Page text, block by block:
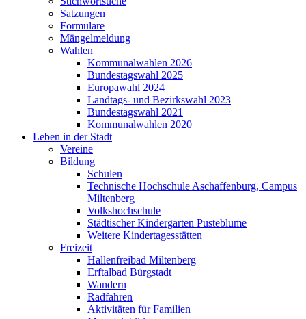
Satzungen
Formulare
Mängelmeldung
Wahlen
Kommunalwahlen 2026
Bundestagswahl 2025
Europawahl 2024
Landtags- und Bezirkswahl 2023
Bundestagswahl 2021
Kommunalwahlen 2020
Leben in der Stadt
Vereine
Bildung
Schulen
Technische Hochschule Aschaffenburg, Campus
Miltenberg
Volkshochschule
Städtischer Kindergarten Pusteblume
Weitere Kindertagesstätten
Freizeit
Hallenfreibad Miltenberg
Erftalbad Bürgstadt
Wandern
Radfahren
Aktivitäten für Familien